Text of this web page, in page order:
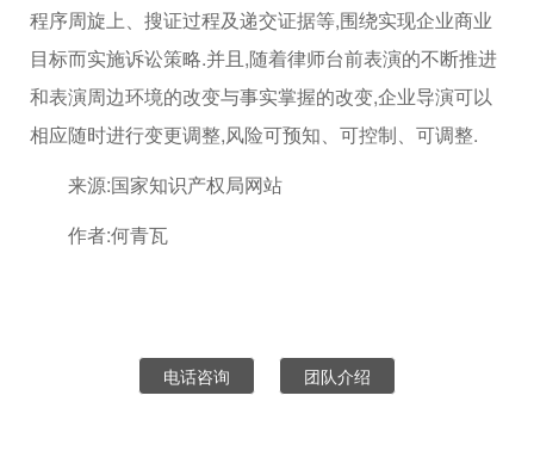
程序周旋上、搜证过程及递交证据等,围绕实现企业商业
目标而实施诉讼策略.并且,随着律师台前表演的不断推进
和表演周边环境的改变与事实掌握的改变,企业导演可以
相应随时进行变更调整,风险可预知、可控制、可调整.
来源:国家知识产权局网站
作者:何青瓦
电话咨询 团队介绍